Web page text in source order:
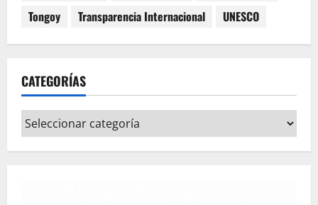
Tongoy
Transparencia Internacional UNESCO
CATEGORÍAS
Categorías